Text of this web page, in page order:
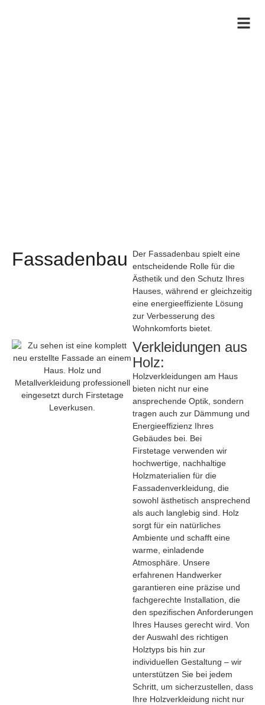
Fassadenbau
Der Fassadenbau spielt eine
entscheidende Rolle für die
Ästhetik und den Schutz Ihres
Hauses, während er gleichzeitig
eine energieeffiziente Lösung
zur Verbesserung des
Wohnkomforts bietet.
Verkleidungen aus
Holz:
Holzverkleidungen am Haus
bieten nicht nur eine
ansprechende Optik, sondern
tragen auch zur Dämmung und
Energieeffizienz Ihres
Gebäudes bei. Bei
Firstetage verwenden wir
hochwertige, nachhaltige
Holzmaterialien für die
Fassadenverkleidung, die
sowohl ästhetisch ansprechend
als auch langlebig sind. Holz
sorgt für ein natürliches
Ambiente und schafft eine
warme, einladende
Atmosphäre. Unsere
erfahrenen Handwerker
garantieren eine präzise und
fachgerechte Installation, die
den spezifischen Anforderungen
Ihres Hauses gerecht wird. Von
der Auswahl des richtigen
Holztyps bis hin zur
individuellen Gestaltung – wir
unterstützen Sie bei jedem
Schritt, um sicherzustellen, dass
Ihre Holzverkleidung nicht nur